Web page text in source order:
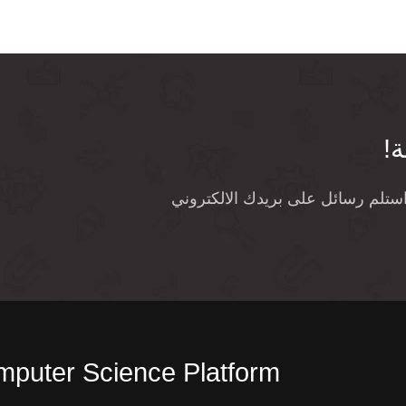
رسائل على بريدك الالكتروني
Science Platform